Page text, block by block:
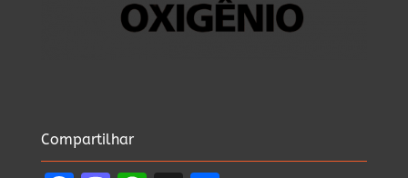
Compartilhar